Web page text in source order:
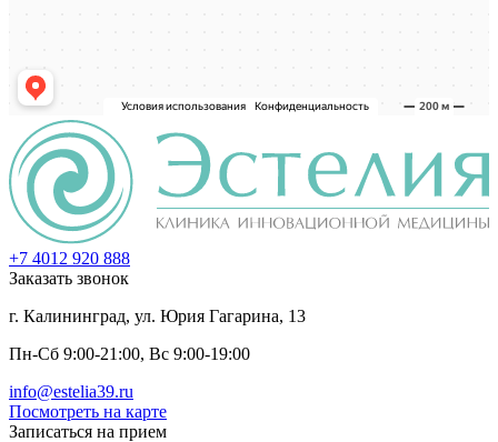
+7 4012 920 888
Заказать звонок
г. Калининград, ул. Юрия Гагарина, 13
Пн-Сб 9:00-21:00, Вс 9:00-19:00
info@estelia39.ru
Посмотреть на карте
Записаться на прием